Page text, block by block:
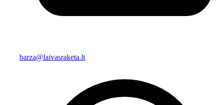
barza@laivasraketa.lt